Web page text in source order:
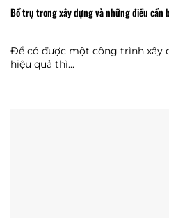
Bổ trụ trong xây dựng và những điều cần
Để có được một công trình xây
hiệu quả thì...